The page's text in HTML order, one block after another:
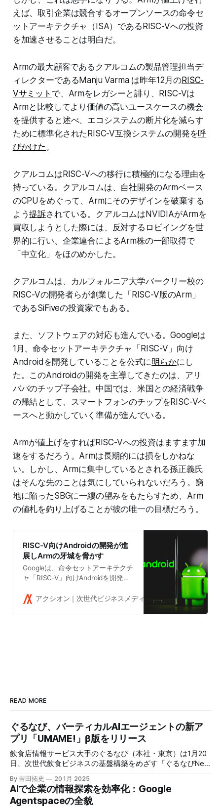
えば、取引企業は競合するオープンソースの命令セ
ットアーキテクチャ（ISA）であるRISC-Vへの投資
を加速させることは明白だ。
Armの最大顧客であるクアルコムの製品管理担当デ
ィレクターであるManju Varma は昨年12月のRISC-
Vサミット で、Armをレガシーと誹り、RISC-Vは
Armと比較してより価値の高いユースケースの機会
を提供すると述べ、エコシステムの断片化を減らす
ために標準化されたRISC-V互換システムの開発を呼
びかけた。
クアルコムはRISC-Vへの移行に積極的になる理由を
持っている。クアルコムは、自社開発のArmベース
のCPUをめぐって、Armにそのデザインを破棄する
よう提訴されている。クアルコムはNVIDIAがArmを
買収しようとした際には、反対するロビイングを世
界的に行い、企業連合によるArm株の一部取得で
「中立化」をほのめかした。
クアルコムは、カルフォルニア大学バークリー校の
RISC-Vの開発者らが創業した「RISC-V版のArm」
であるSiFiveの投資家でもある。
また、ソフトウェアの対応も進んでいる。Googleは
1月、命令セットアーキテクチャ「RISC-V」向け
Androidを開発していることを公式に明らかにし
た。このAndroidの開発を主導してきたのは、アリ
ババのチップ子会社。中国では、米国との経済戦争
の帰結として、スマートフォンのチップをRISC-Vベ
ースへと動かしていく準備が進んでいる。
Armが値上げをすればRISC-Vへの投資はますます加
速をするだろう。Armは長期的には損をしかねな
い。しかし、Armに集中しているとされる孫正義氏
はそんな先のことは気にしていられないだろう。窮
地に陥ったSBGに一縷の望みをもたらすため、Arm
の値札を釣り上げることが彼の唯一の目標だろう。
RISC-V向けAndroidの開発が進
展しArmの牙城を脅かす
Googleは、命令セットアーキテクチ
ャ「RISC-V」向けAndroidを開発し
ソフトバンクグループのArmにとっ
アクシオン｜次世代ビジネスメディア 吉田拓史
READ MORE
ぐるなび、バーティカルAIエージェントの新ア
プリ「UMAME!」β版をリリース
飲食店情報サービス大手のぐるなび（本社・東京）は1月20
日、次世代飲食ビジネスの基盤構築をめざす「ぐるなびNext
プロジェクト」の初成果として、新たな飲食店探索アプリ
「UMAME!（うまみー！）」のβ版を公開した。
By 吉田拓史 20 1月 2025
AIで企業の情報探索を効率化：Google
Agentspaceの全貌